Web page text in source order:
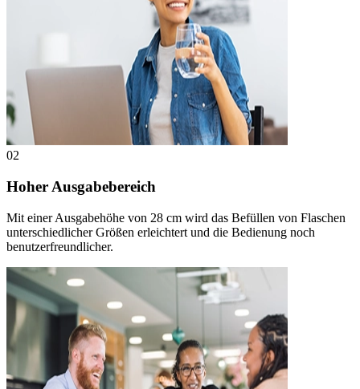
02
Hoher Ausgabebereich
Mit einer Ausgabehöhe von 28 cm wird das Befüllen von Flaschen
unterschiedlicher Größen erleichtert und die Bedienung noch
benutzerfreundlicher.